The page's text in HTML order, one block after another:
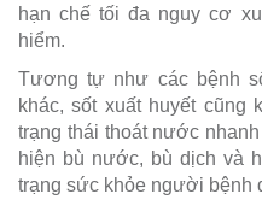
hạn chế tối đa nguy cơ
hiểm.
Tương tự như các bệnh
khác, sốt xuất huyết
trạng thái thoát nước
hiện bù nước, bù dịch và
trạng sức khỏe người bệnh